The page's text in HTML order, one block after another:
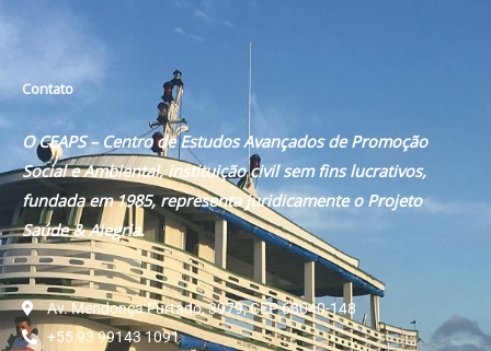
Contato
O CEAPS – Centro de Estudos Avançados de Promoção
Social e Ambiental, instituição civil sem fins lucrativos,
fundada em 1985, representa juridicamente o Projeto
Saúde & Alegria.
Av. Mendonça Furtado, 3979, CEP 68040-148
+55 93 99143 1091